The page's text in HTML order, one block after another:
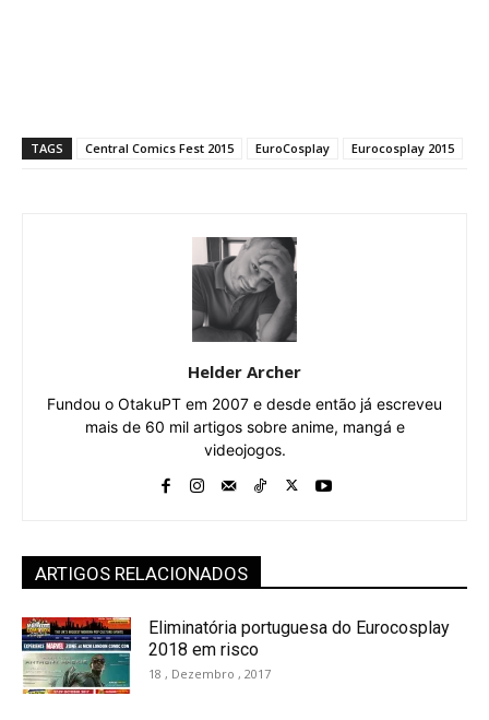
TAGS Central Comics Fest 2015 EuroCosplay Eurocosplay 2015
Helder Archer
Fundou o OtakuPT em 2007 e desde então já escreveu
mais de 60 mil artigos sobre anime, mangá e
videojogos.
ARTIGOS RELACIONADOS
Eliminatória portuguesa do Eurocosplay
2018 em risco
18 , Dezembro , 2017